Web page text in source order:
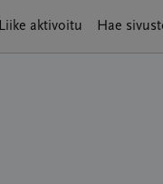
Liike aktivoitu Hae